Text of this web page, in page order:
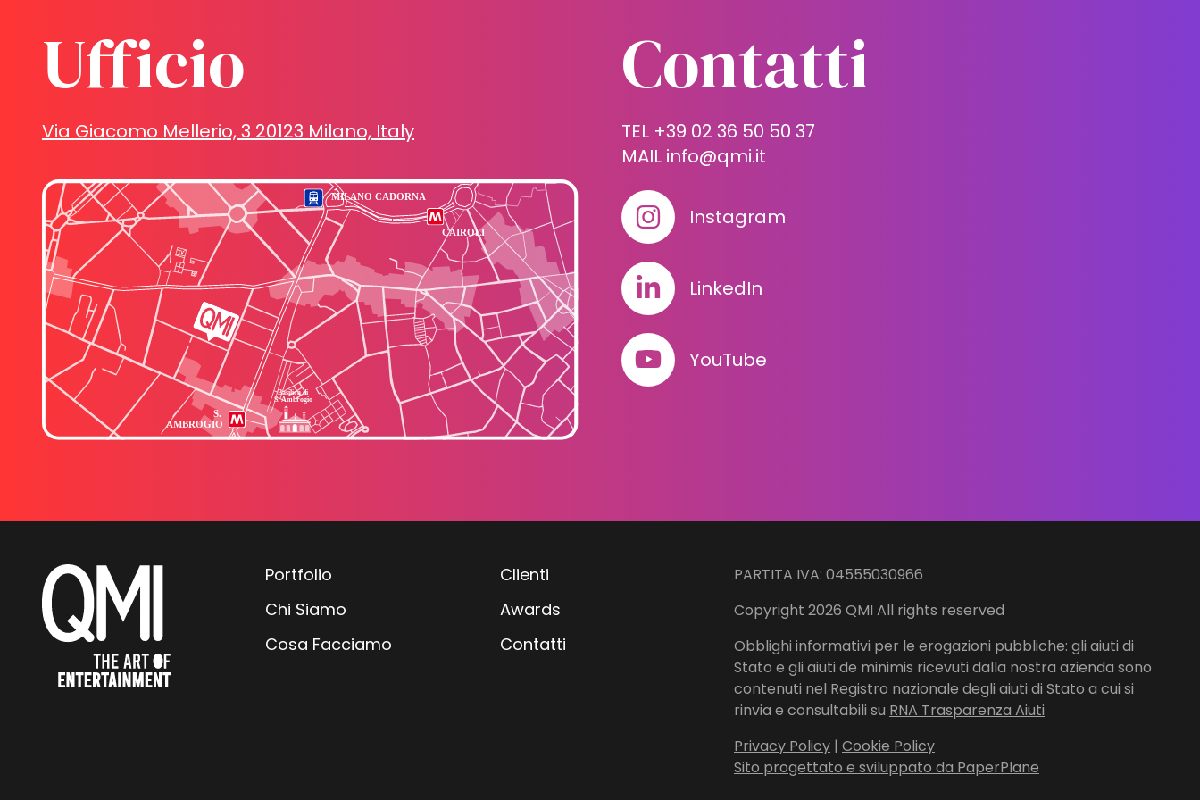
Ufficio
Via Giacomo Mellerio, 3 20123 Milano, Italy
Contatti
TEL +39 02 36 50 50 37
MAIL info@qmi.it
Instagram
LinkedIn
YouTube
Portfolio
Chi Siamo
Cosa Facciamo
Clienti
Awards
Contatti
PARTITA IVA: 04555030966
Copyright 2026 QMI All rights reserved
Obblighi informativi per le erogazioni pubbliche: gli aiuti di
Stato e gli aiuti de minimis ricevuti dalla nostra azienda sono
contenuti nel Registro nazionale degli aiuti di Stato a cui si
rinvia e consultabili su RNA Trasparenza Aiuti
Privacy Policy| Cookie Policy
Sito progettato e sviluppato da PaperPlane